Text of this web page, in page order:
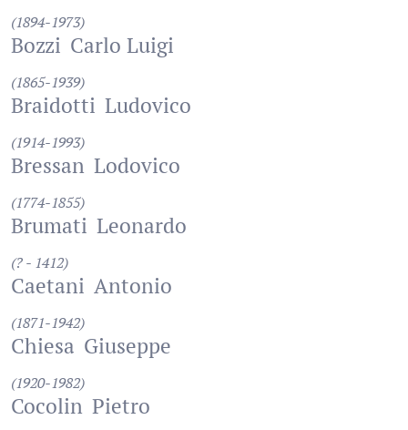
(1894-1973)
Bozzi Carlo Luigi
(1865-1939)
Braidotti Ludovico
(1914-1993)
Bressan Lodovico
(1774-1855)
Brumati Leonardo
(? - 1412)
Caetani Antonio
(1871-1942)
Chiesa Giuseppe
(1920-1982)
Cocolin Pietro